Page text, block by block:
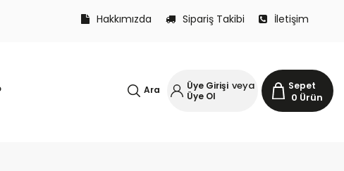
Hakkımızda Sipariş Takibi İletişim
Sepet
0 Ürün
Üye Girişi veya
Üye Ol
Ara